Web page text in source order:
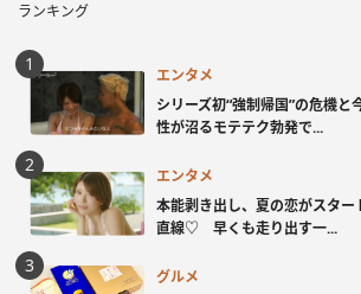
ランキング
エンタメ
シリーズ初“強制帰国”の危機
性が沼るモテテク勃発で...
エンタメ
本能剥き出し、夏の恋がスタ
直線♡ 早くも走り出す一...
グルメ